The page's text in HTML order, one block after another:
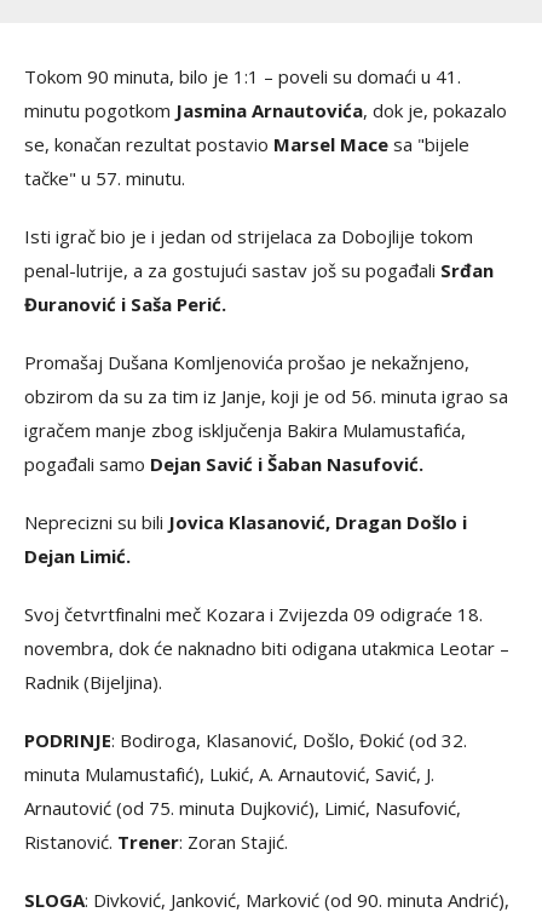
Tokom 90 minuta, bilo je 1:1 – poveli su domaći u 41.
minutu pogotkom Jasmina Arnautovića, dok je, pokazalo
se, konačan rezultat postavio Marsel Mace sa "bijele
tačke" u 57. minutu.
Isti igrač bio je i jedan od strijelaca za Dobojlije tokom
penal-lutrije, a za gostujući sastav još su pogađali Srđan
Đuranović i Saša Perić.
Promašaj Dušana Komljenovića prošao je nekažnjeno,
obzirom da su za tim iz Janje, koji je od 56. minuta igrao sa
igračem manje zbog isključenja Bakira Mulamustafića,
pogađali samo Dejan Savić i Šaban Nasufović.
Neprecizni su bili Jovica Klasanović, Dragan Došlo i
Dejan Limić.
Svoj četvrtfinalni meč Kozara i Zvijezda 09 odigraće 18.
novembra, dok će naknadno biti odigana utakmica Leotar –
Radnik (Bijeljina).
PODRINJE: Bodiroga, Klasanović, Došlo, Đokić (od 32.
minuta Mulamustafić), Lukić, A. Arnautović, Savić, J.
Arnautović (od 75. minuta Dujković), Limić, Nasufović,
Ristanović. Trener: Zoran Stajić.
SLOGA: Divković, Janković, Marković (od 90. minuta Andrić),